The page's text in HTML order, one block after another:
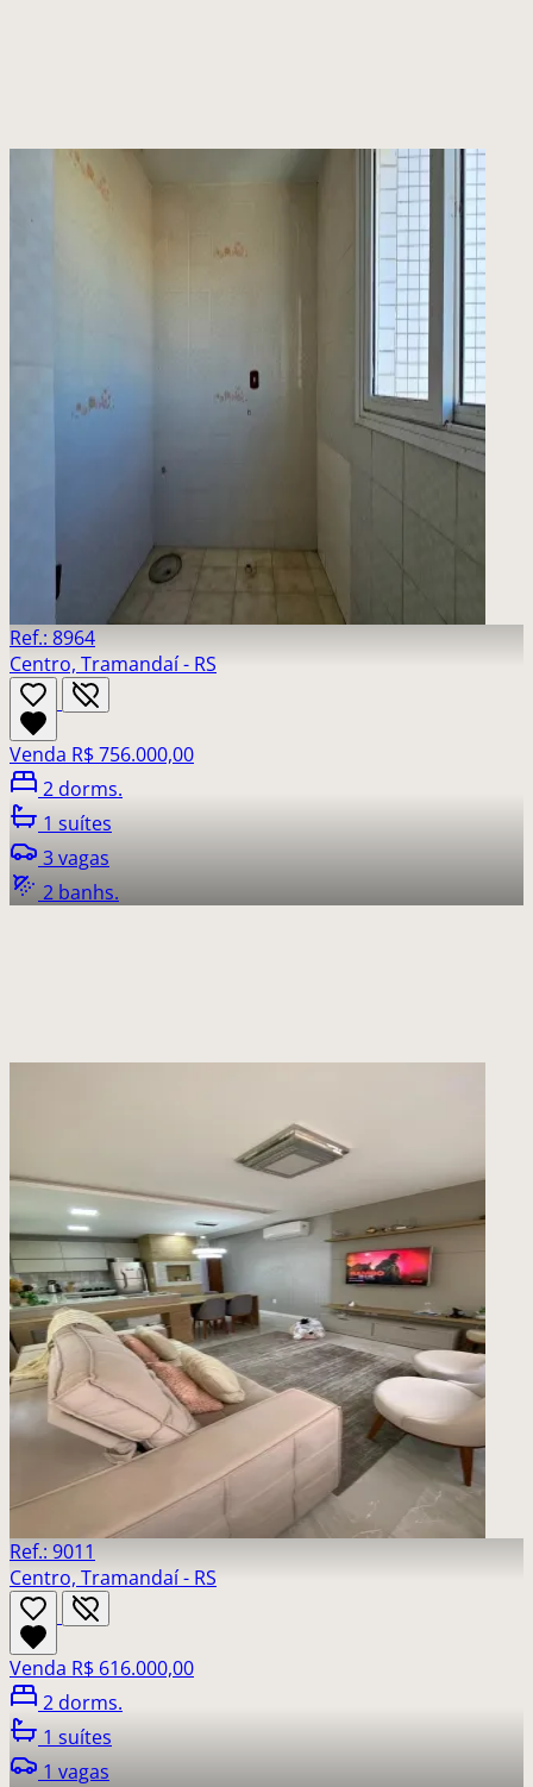
Ref.: 8964
Centro, Tramandaí - RS
Venda R$ 756.000,00
2 dorms.
1 suítes
3 vagas
2 banhs.
Ref.: 9011
Centro, Tramandaí - RS
Venda R$ 616.000,00
2 dorms.
1 suítes
1 vagas